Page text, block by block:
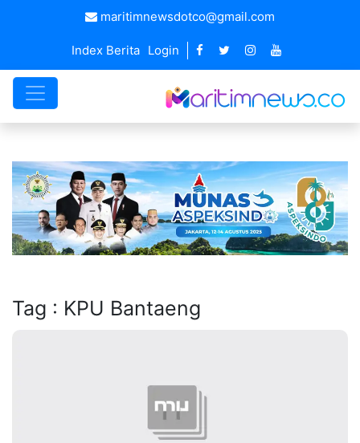
maritimnewsdotco@gmail.com
Index Berita Login
Tag : KPU Bantaeng